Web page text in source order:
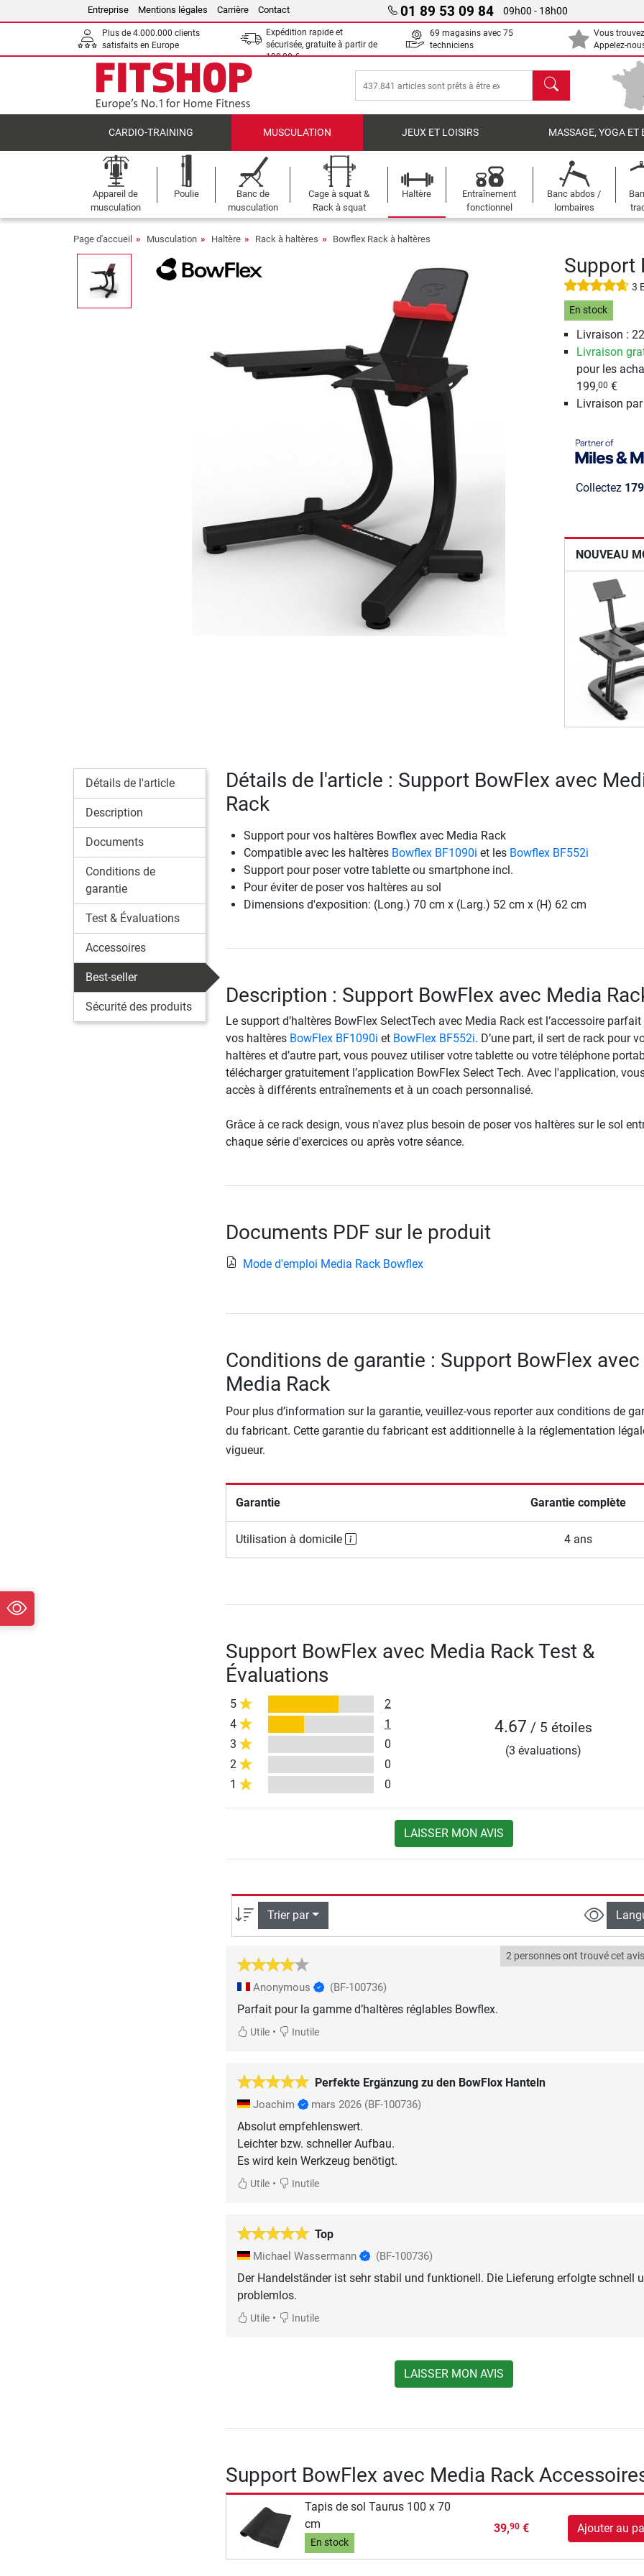
Entreprise Mentions légales Carrière Contact 01 89 53 09 84 09h00 - 18h00
Plus de 4.000.000 clients
satisfaits en Europe
Expédition rapide et
sécurisée, gratuite à partir de
199,00 €
69 magasins avec 75
techniciens
Vous
Appelez-
chercher
CARDIO-TRAINING MUSCULATION JEUX ET LOISIRS MASSAGE, YOGA ET
Appareil de
musculation
Poulie
Banc de
musculation
Cage à squat &
Rack à squat
Haltère
Entraînement
fonctionnel
Banc abdos /
lombaires
Page d'accueil Musculation Haltère Rack à haltères Bowflex Rack à haltères
Support
3
En stock
Livraison :
Livraison
pour les
199,00 €
Livraison par
Collectez 179
NOUVEAU
Détails de l'article
Description
Documents
Conditions de
garantie
Test & Évaluations
Accessoires
Best-seller
Sécurité des produits
Détails de l'article : Support BowFlex avec
Rack
Support pour vos haltères Bowflex avec Media Rack
Compatible avec les haltères Bowflex BF1090i et les Bowflex BF552i
Support pour poser votre tablette ou smartphone incl.
Pour éviter de poser vos haltères au sol
Dimensions d'exposition: (Long.) 70 cm x (Larg.) 52 cm x (H) 62 cm
Description : Support BowFlex avec Media
Le support d’haltères BowFlex SelectTech avec Media Rack est l’accessoire
vos haltères BowFlex BF1090i et BowFlex BF552i. D’une part, il sert de rack pour
haltères et d’autre part, vous pouvez utiliser votre tablette ou votre téléphone
télécharger gratuitement l’application BowFlex Select Tech. Avec l'application,
accès à différents entraînements et à un coach personnalisé.
Grâce à ce rack design, vous n'avez plus besoin de poser vos haltères sur le sol
chaque série d'exercices ou après votre séance.
Documents PDF sur le produit
Mode d'emploi Media Rack Bowflex
Conditions de garantie : Support BowFlex avec
Media Rack
Pour plus d’information sur la garantie, veuillez-vous reporter aux conditions de
du fabricant. Cette garantie du fabricant est additionnelle à la réglementation
vigueur.
Garantie Garantie complète
Utilisation à domicile 4 ans
Support BowFlex avec Media Rack Test &
Évaluations
5
2
4
1
3
0
2
0
1
0
4.67 / 5 étoiles
(3 évaluations)
LAISSER MON AVIS
Trier par
2 personnes ont trouvé cet
Anonymous (BF-100736)
Parfait pour la gamme d’haltères réglables Bowflex.
Utile• Inutile
Perfekte Ergänzung zu den BowFlox Hanteln
Joachim mars 2026 (BF-100736)
Absolut empfehlenswert.
Leichter bzw. schneller Aufbau.
Utile• Inutile
Top
Michael Wassermann (BF-100736)
Der Handelständer ist sehr stabil und funktionell. Die Lieferung erfolgte schnell
problemlos.
Utile• Inutile
LAISSER MON AVIS
Support BowFlex avec Media Rack
Tapis de sol Taurus 100 x 70
cm
En stock
39,90€ Ajouter au